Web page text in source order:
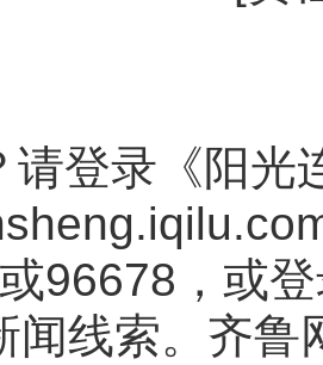
请登录《阳光
96678，或
闻线索。齐鲁